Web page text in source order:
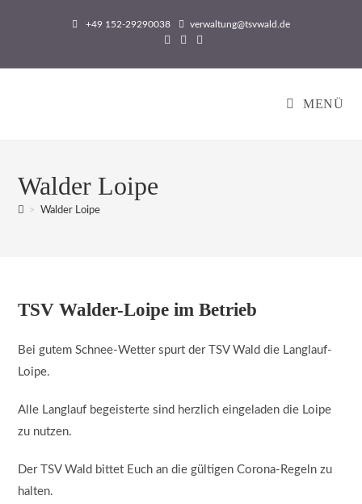
+49 152-29290038 verwaltung@tsvwald.de
MENÜ
Walder Loipe
> Walder Loipe
TSV Walder-Loipe im Betrieb
Bei gutem Schnee-Wetter spurt der TSV Wald die Langlauf-
Loipe.
Alle Langlauf begeisterte sind herzlich eingeladen die Loipe
zu nutzen.
Der TSV Wald bittet Euch an die gültigen Corona-Regeln zu
halten.